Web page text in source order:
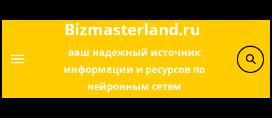
Bizmasterland.ru
ваш надежный источник
информации и ресурсов по
нейронным сетям